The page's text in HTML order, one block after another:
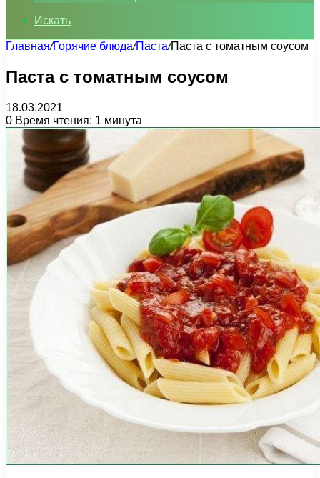
Искать
Главная/Горячие блюда/Паста/Паста с томатным соусом
Паста с томатным соусом
18.03.2021
0 Время чтения: 1 минута